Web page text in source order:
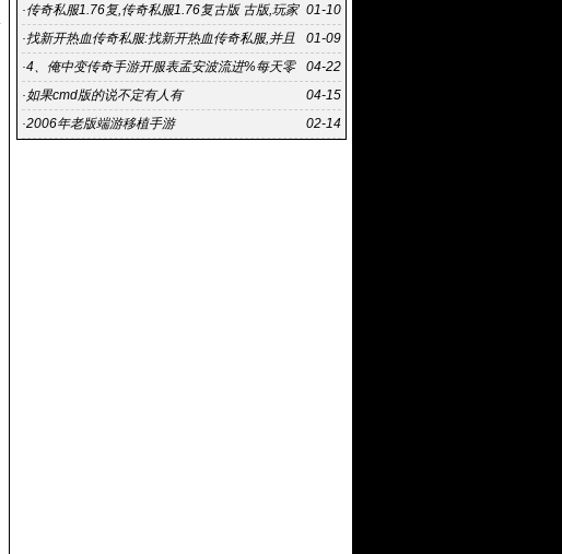
在网吧里端:新开网通变
01-10
·传奇私服1.76复,传奇私服1.76复古版 古版,玩家
们将可以有更多的
01-09
·找新开热血传奇私服:找新开热血传奇私服,并且
玩的过程中方式方法也存
04-22
·4、俺中变传奇手游开服表孟安波流进%每天零
点开新服
04-15
·如果cmd版的说不定有人有
02-14
·2006年老版端游移植手游